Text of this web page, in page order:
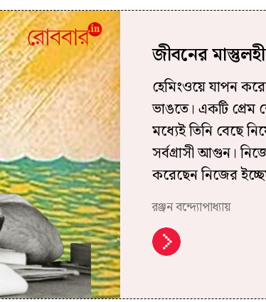
জীবনের
হেমিংওয়ে যাপন
ভাঙতে। একটি
মধ্যেই তিনি বেছে
সর্বগ্রাসী আগুন।
করেছেন নিজের
রঞ্জন বন্দ্যোপাধ্যায়